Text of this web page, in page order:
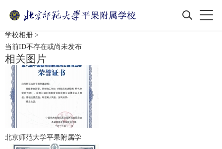
学校相册 >
当前ID不存在或尚未发布
相关图片
北京师范大学平果附属学